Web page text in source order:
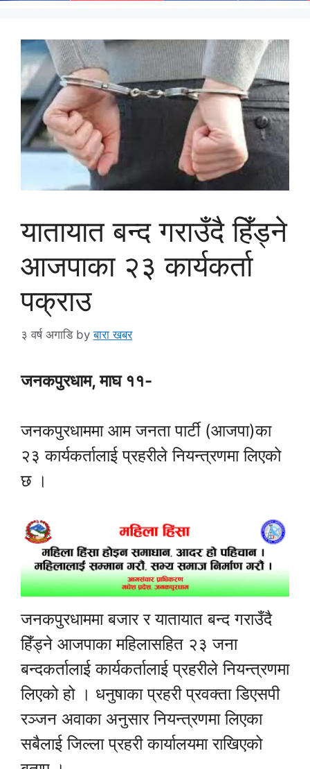
यातायात बन्द गराउँदै हिँड्ने
आजपाका २३ कार्यकर्ता
पक्राउ
३ वर्ष अगाडि byबारा खबर
जनकपुरधाम, माघ ११-
जनकपुरधाममा आम जनता पार्टी (आजपा)का
२३ कार्यकर्तालाई प्रहरीले नियन्त्रणमा लिएको
छ ।
जनकपुरधाममा बजार र यातायात बन्द गराउँदै
हिँड्ने आजपाका महिलासहित २३ जना
बन्दकर्तालाई कार्यकर्तालाई प्रहरीले नियन्त्रणमा
लिएको हो । धनुषाका प्रहरी प्रवक्ता डिएसपी
रञ्जन‌‌‌ अवाका अनुसार नियन्त्रणमा लिएका
सबैलाई जिल्ला प्रहरी कार्यालयमा राखिएको